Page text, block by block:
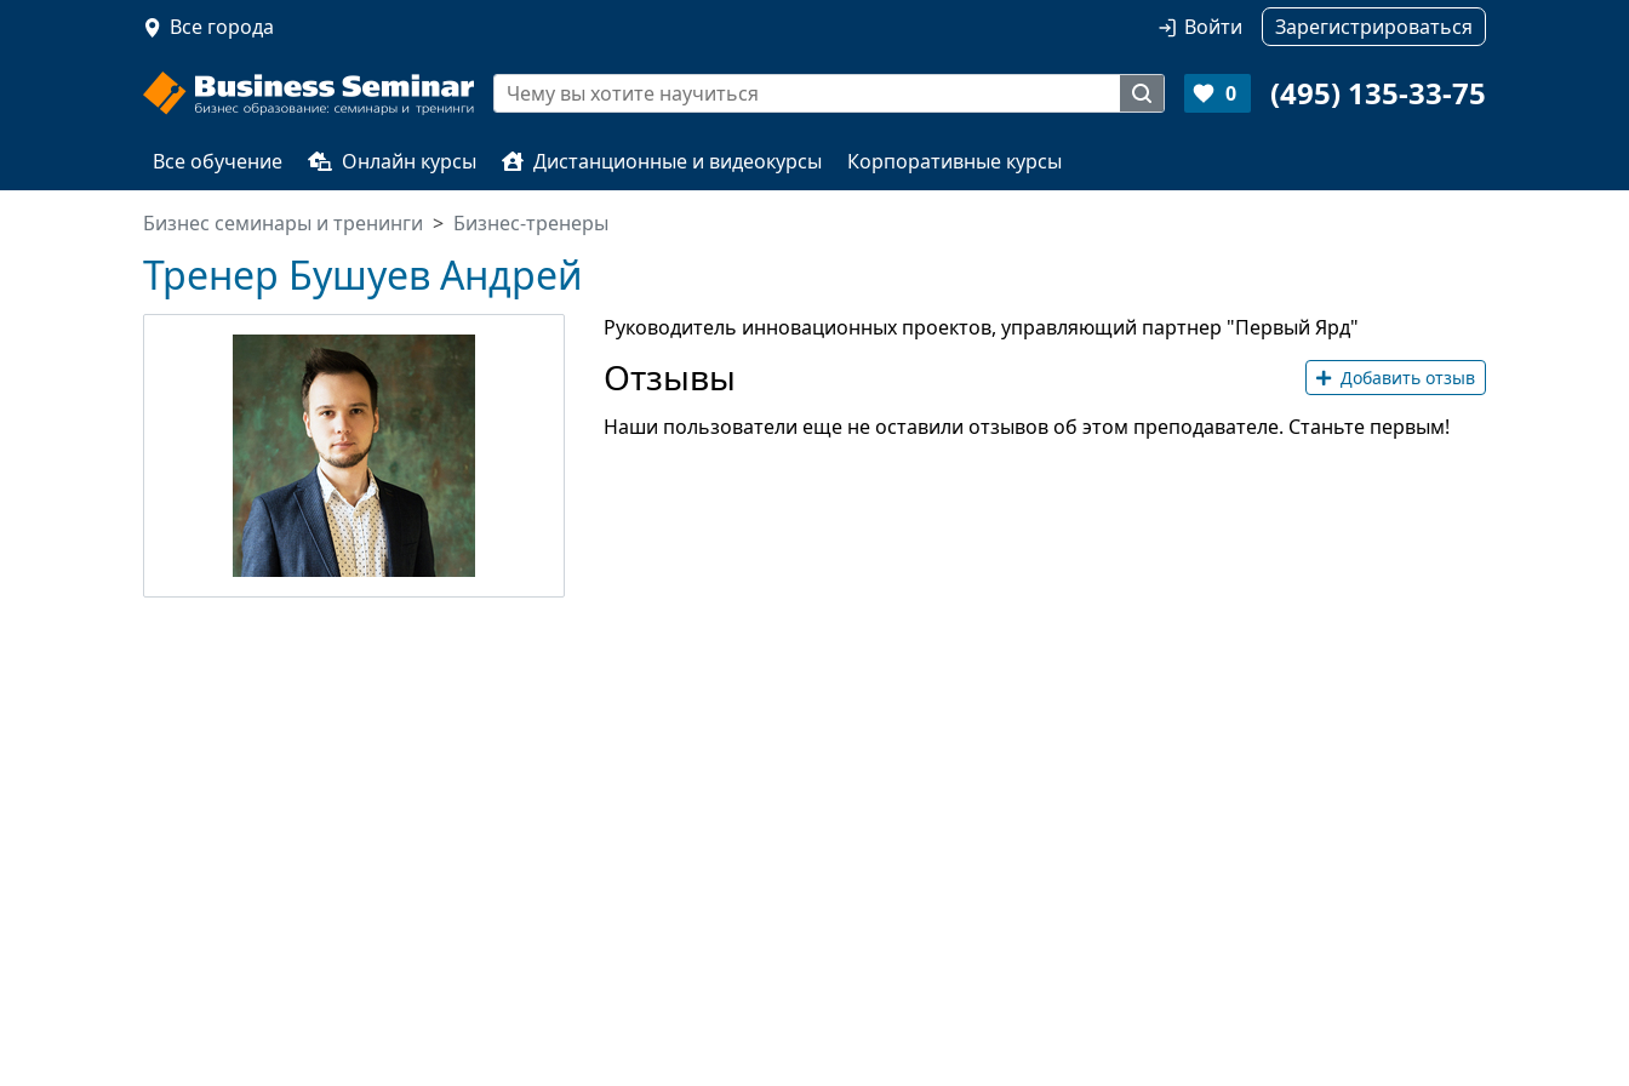
Все города Войти Зарегистрироваться
0 (495) 135-33-75
Все обучение Онлайн курсы Дистанционные и видеокурсы Корпоративные курсы
Бизнес семинары и тренинги Бизнес-тренеры
Тренер Бушуев Андрей
Руководитель инновационных проектов, управляющий партнер "Первый Ярд"
Отзывы Добавить отзыв
Наши пользователи еще не оставили отзывов об этом преподавателе. Станьте первым!